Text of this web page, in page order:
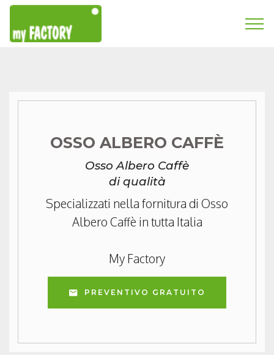
OSSO ALBERO CAFFÈ
Osso Albero Caffè
di qualità
Specializzati nella fornitura di Osso
Albero Caffè in tutta Italia
My Factory
PREVENTIVO GRATUITO